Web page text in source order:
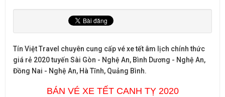
Tín Việt Travel chuyên cung cấp vé xe tết âm lịch chính thức
giá rẻ 2020 tuyến Sài Gòn - Nghệ An, Bình Dương - Nghệ An,
Đồng Nai - Nghệ An, Hà Tĩnh, Quảng Bình.
BÁN VÉ XE TẾT CANH TỴ 2020